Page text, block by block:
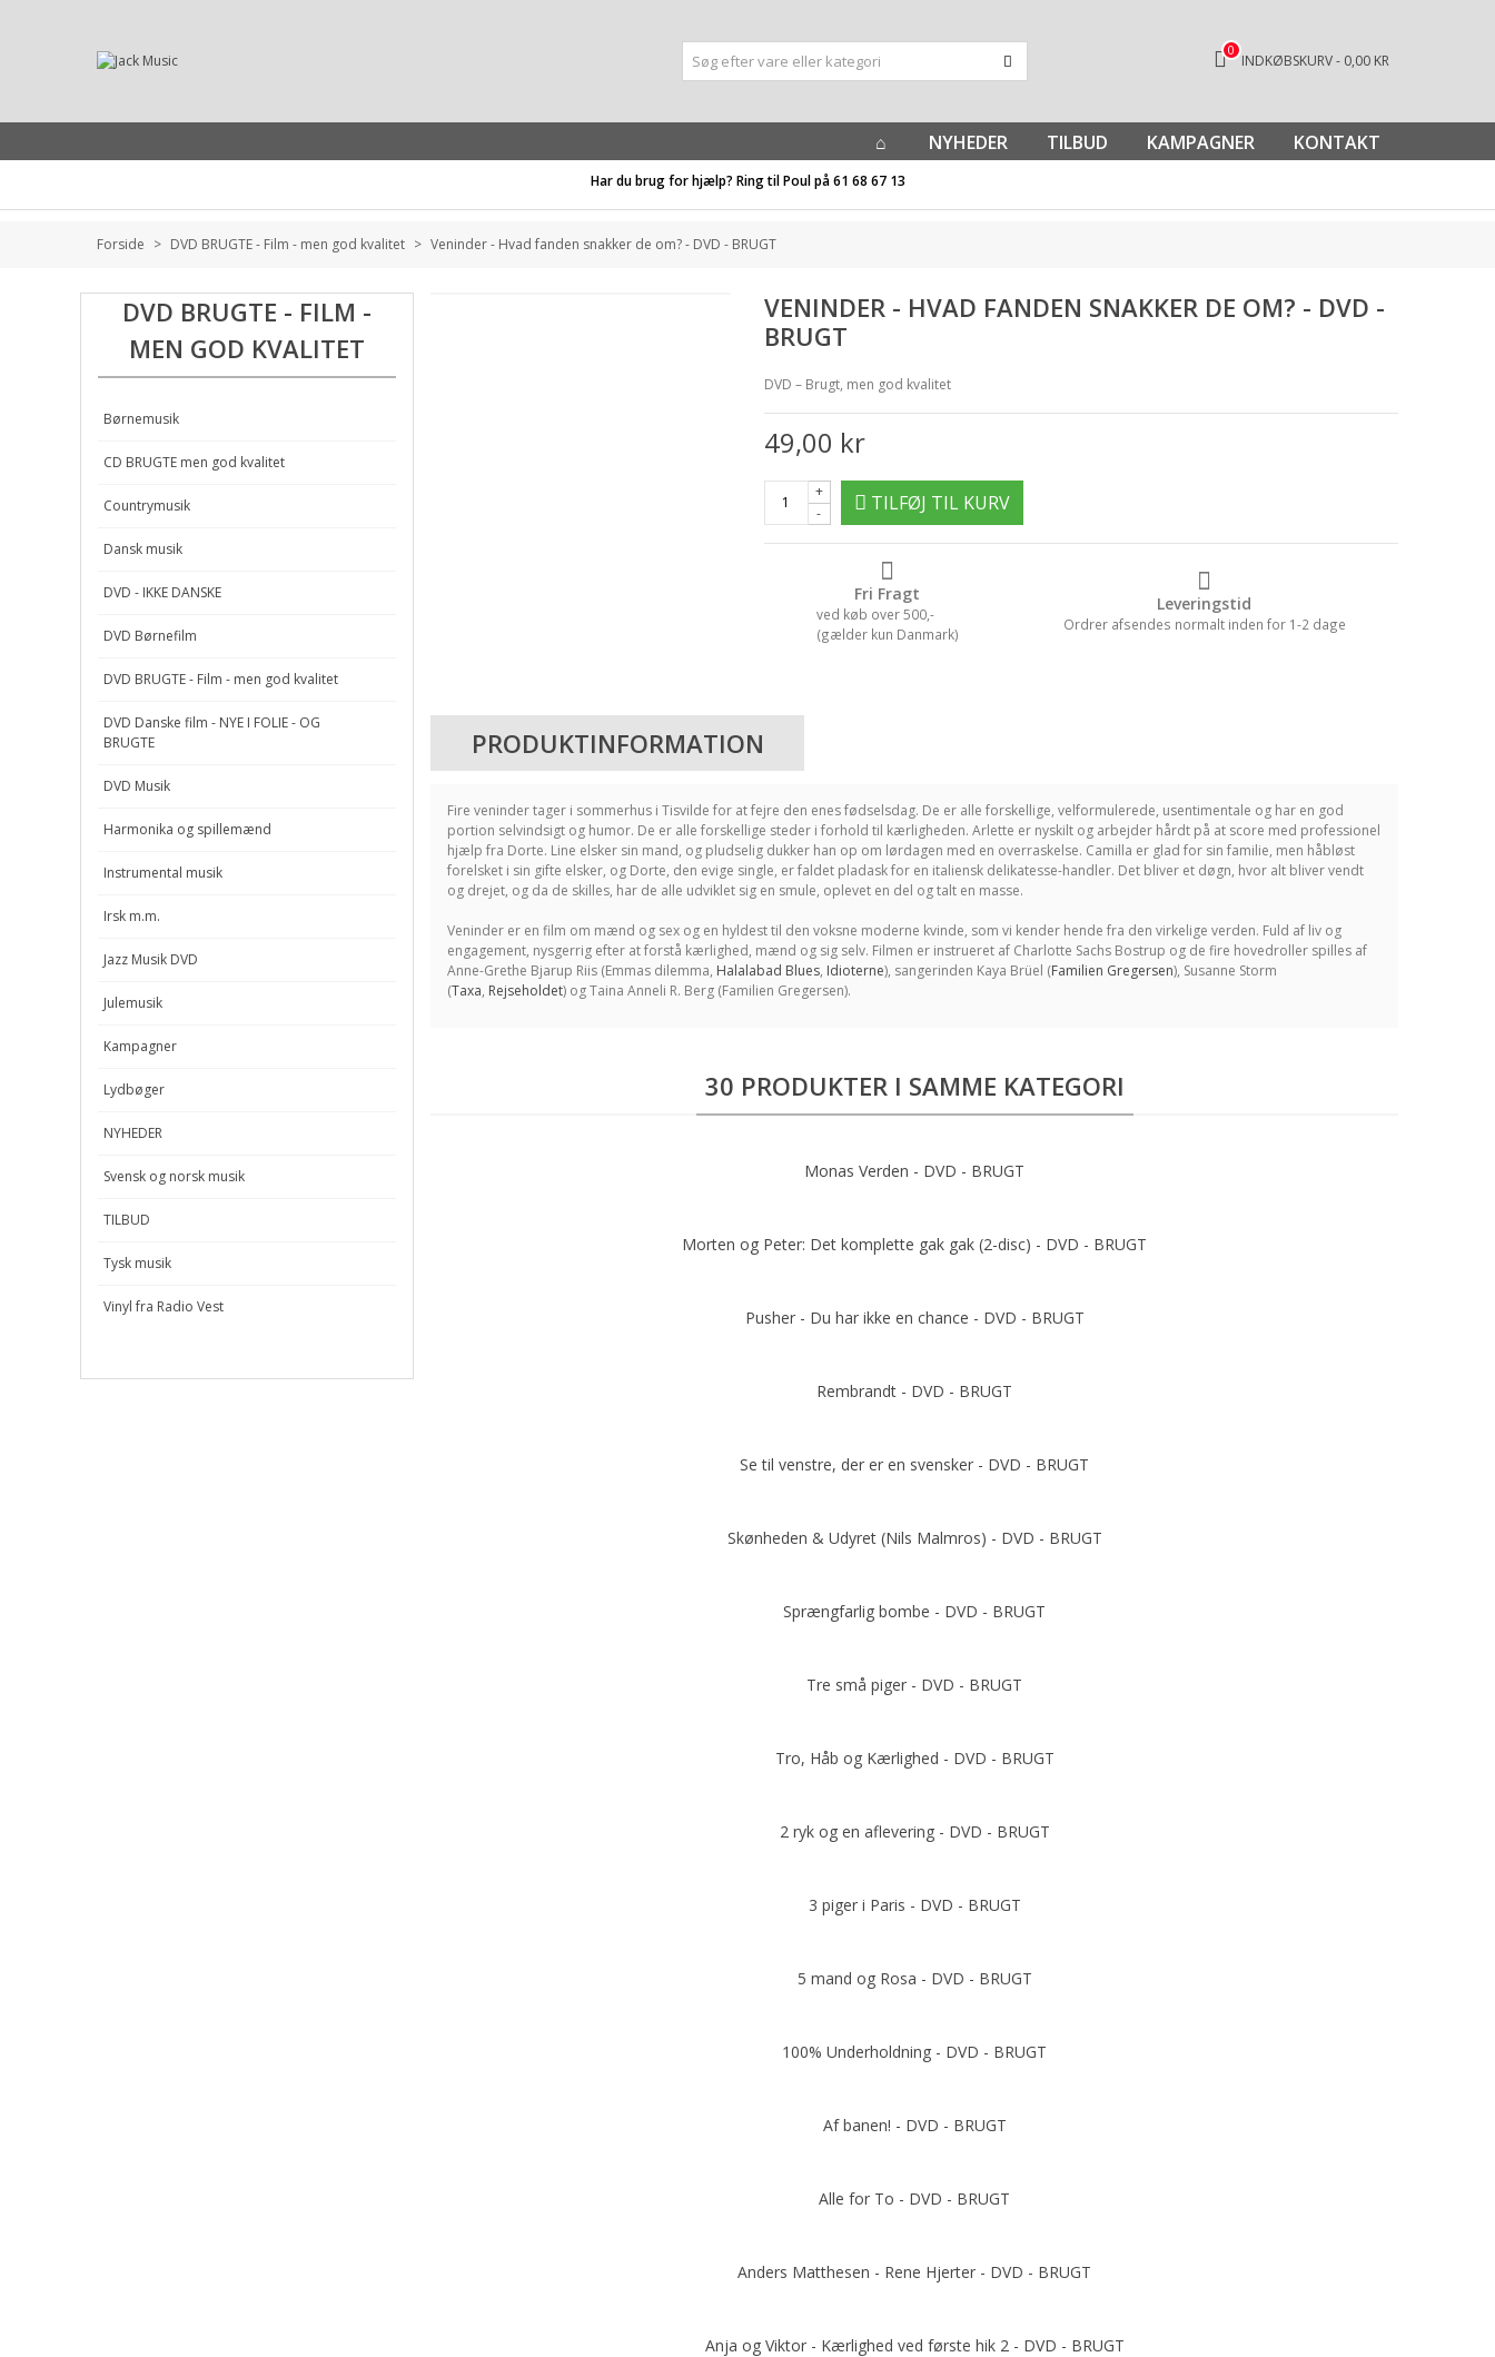
0
INDKØBSKURV- 0,00 KR
NYHEDER TILBUD KAMPAGNER KONTAKT
Har du brug for hjælp? Ring til Poul på61 68 67 13
Forside > DVD BRUGTE - Film - men god kvalitet > Veninder - Hvad fanden snakker de om? - DVD - BRUGT
DVD BRUGTE - FILM -
MEN GOD KVALITET
Børnemusik
CD BRUGTE men god kvalitet
Countrymusik
Dansk musik
DVD - IKKE DANSKE
DVD Børnefilm
DVD BRUGTE - Film - men god kvalitet
DVD Danske film - NYE I FOLIE - OG
BRUGTE
DVD Musik
Harmonika og spillemænd
Instrumental musik
Irsk m.m.
Jazz Musik DVD
Julemusik
Kampagner
Lydbøger
NYHEDER
Svensk og norsk musik
TILBUD
Tysk musik
Vinyl fra Radio Vest
VENINDER - HVAD FANDEN SNAKKER DE OM? - DVD -
BRUGT
DVD – Brugt, men god kvalitet
49,00 kr
-
+ TILFØJ TIL KURV
Fri Fragt
ved køb over 500,-
(gælder kun Danmark)
Leveringstid
Ordrer afsendes normalt inden for 1-2 dage
PRODUKTINFORMATION
Fire veninder tager i sommerhus i Tisvilde for at fejre den enes fødselsdag. De er alle forskellige, velformulerede, usentimentale og har en god
portion selvindsigt og humor. De er alle forskellige steder i forhold til kærligheden. Arlette er nyskilt og arbejder hårdt på at score med professionel
hjælp fra Dorte. Line elsker sin mand, og pludselig dukker han op om lørdagen med en overraskelse. Camilla er glad for sin familie, men håbløst
forelsket i sin gifte elsker, og Dorte, den evige single, er faldet pladask for en italiensk delikatesse-handler. Det bliver et døgn, hvor alt bliver vendt
og drejet, og da de skilles, har de alle udviklet sig en smule, oplevet en del og talt en masse.
Veninder er en film om mænd og sex og en hyldest til den voksne moderne kvinde, som vi kender hende fra den virkelige verden. Fuld af liv og
engagement, nysgerrig efter at forstå kærlighed, mænd og sig selv. Filmen er instrueret af Charlotte Sachs Bostrup og de fire hovedroller spilles af
Anne-Grethe Bjarup Riis (Emmas dilemma, Halalabad Blues, Idioterne), sangerinden Kaya Brüel (Familien Gregersen), Susanne Storm
(Taxa, Rejseholdet) og Taina Anneli R. Berg (Familien Gregersen).
30 PRODUKTER I SAMME KATEGORI
Add to cart
Monas Verden - DVD - BRUGT
Add to cart
Morten og Peter: Det komplette gak gak (2-disc) - DVD - BRUGT
Add to cart
Pusher - Du har ikke en chance - DVD - BRUGT
Add to cart
Rembrandt - DVD - BRUGT
Add to cart
Se til venstre, der er en svensker - DVD - BRUGT
Add to cart
Skønheden & Udyret (Nils Malmros) - DVD - BRUGT
Add to cart
Sprængfarlig bombe - DVD - BRUGT
Add to cart
Tre små piger - DVD - BRUGT
Add to cart
Tro, Håb og Kærlighed - DVD - BRUGT
Add to cart
2 ryk og en aflevering - DVD - BRUGT
Add to cart
3 piger i Paris - DVD - BRUGT
Add to cart
5 mand og Rosa - DVD - BRUGT
100% Underholdning - DVD - BRUGT
Add to cart
Af banen! - DVD - BRUGT
Add to cart
Alle for To - DVD - BRUGT
Add to cart
Anders Matthesen - Rene Hjerter - DVD - BRUGT
Add to cart
Anja og Viktor - Kærlighed ved første hik 2 - DVD - BRUGT